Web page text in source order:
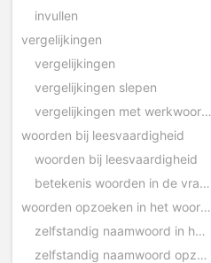
invullen
vergelijkingen
vergelijkingen
vergelijkingen slepen
vergelijkingen met werkwoorden
woorden bij leesvaardigheid
woorden bij leesvaardigheid
betekenis woorden in de vragen
woorden opzoeken in het woordenboek
zelfstandig naamwoord in het woordenboek
zelfstandig naamwoord opzoeken